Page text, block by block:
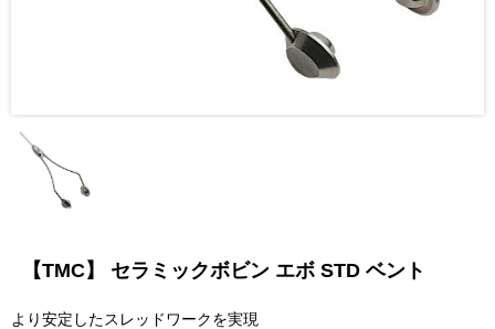
【TMC】 セラミックボビン エボ STD ベント
より安定したスレッドワークを実現